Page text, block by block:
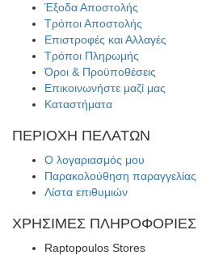
Έξοδα Αποστολής
Τρόποι Αποστολής
Επιστροφές και Αλλαγές
Τρόποι Πληρωμής
Όροι & Προϋποθέσεις
Επικοινωνήστε μαζί μας
Καταστήματα
ΠΕΡΙΟΧΗ ΠΕΛΑΤΩΝ
Ο λογαριασμός μου
Παρακολούθηση παραγγελίας
Λίστα επιθυμιών
ΧΡΗΣΙΜΕΣ ΠΛΗΡΟΦΟΡΙΕΣ
Raptopoulos Stores